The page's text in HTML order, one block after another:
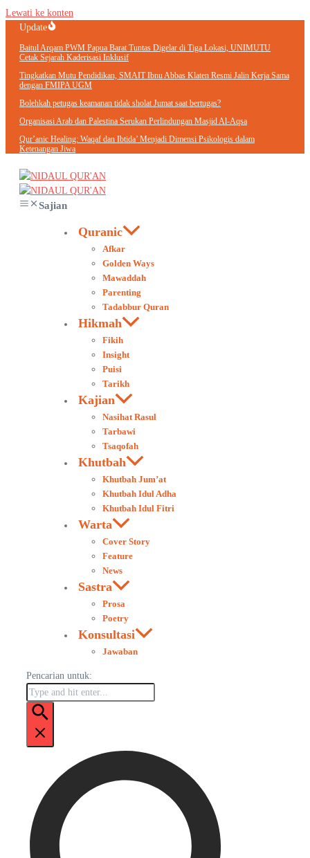
Lewati ke konten
Update
Baitul Arqam PWM Papua Barat Tuntas Digelar di Tiga Lokasi, UNIMUTU
Cetak Sejarah Kaderisasi Inklusif
Tingkatkan Mutu Pendidikan, SMAIT Ibnu Abbas Klaten Resmi Jalin Kerja Sama
dengan FMIPA UGM
Bolehkah petugas keamanan tidak sholat Jumat saat bertugas?
Organisasi Arab dan Palestina Serukan Perlindungan Masjid Al-Aqsa
Qur’anic Healing: Waqaf dan Ibtida’ Menjadi Dimensi Psikologis dalam
Ketenangan Jiwa
Sajian
Quranic
Afkar
Golden Ways
Mawaddah
Parenting
Tadabbur Quran
Hikmah
Fikih
Insight
Puisi
Tarikh
Kajian
Nasihat Rasul
Tarbawi
Tsaqofah
Khutbah
Khutbah Jum’at
Khutbah Idul Adha
Khutbah Idul Fitri
Warta
Cover Story
Feature
News
Sastra
Prosa
Poetry
Konsultasi
Jawaban
Pencarian untuk: